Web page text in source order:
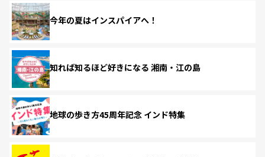
今年の夏はインスパイアへ！
知れば知るほど好きになる 湘南・江の島
地球の歩き方45周年記念 インド特集